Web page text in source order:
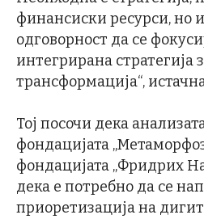
финансиски ресурси, но
одговорност да се
интегрирана стратегија
трансформација“,
Тој посочи дека
фондацијата
фондацијата „Фридрих
дека е потребно да се
приоретизација на